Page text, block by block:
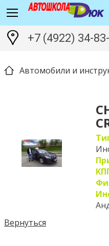
+7 (4922) 34-
Автомобили и
Вернуться